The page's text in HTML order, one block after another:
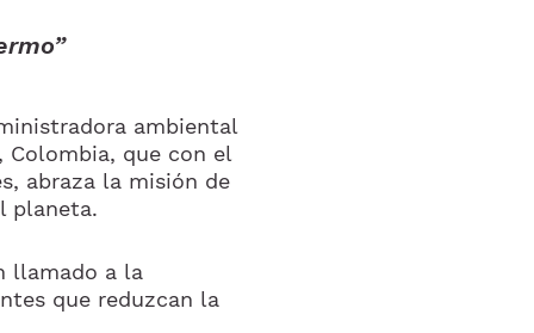
ambiental
que con el
abraza la misión de
planeta.
llamado a la
que reduzcan la